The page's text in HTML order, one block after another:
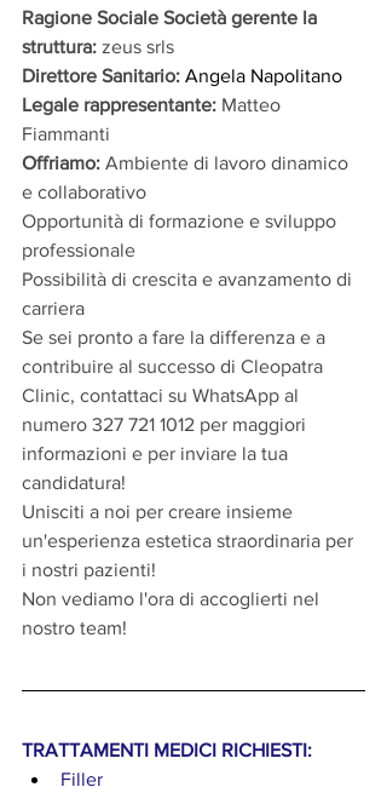
Ragione Sociale Società gerente la
struttura: zeus srls
Direttore Sanitario: Angela Napolitano
Legale rappresentante: Matteo
Fiammanti
Offriamo: Ambiente di lavoro dinamico
e collaborativo
Opportunità di formazione e sviluppo
professionale
Possibilità di crescita e avanzamento di
carriera
Se sei pronto a fare la differenza e a
contribuire al successo di Cleopatra
Clinic, contattaci su WhatsApp al
numero 327 721 1012 per maggiori
informazioni e per inviare la tua
candidatura!
Unisciti a noi per creare insieme
un'esperienza estetica straordinaria per
i nostri pazienti!
Non vediamo l'ora di accoglierti nel
nostro team!
TRATTAMENTI MEDICI RICHIESTI:
Filler